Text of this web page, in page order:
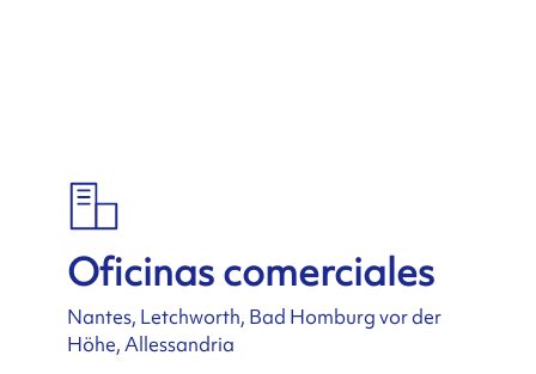
Oficinas comerciales
Nantes, Letchworth, Bad Homburg vor der
Höhe, Allessandria